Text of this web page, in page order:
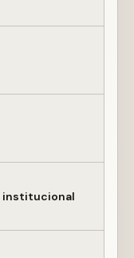
institucional